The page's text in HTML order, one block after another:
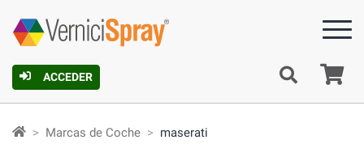
ACCEDER
Marcas de Coche maserati